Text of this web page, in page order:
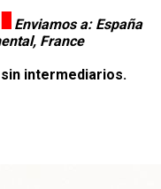
Enviamos a: España
France
intermediarios.